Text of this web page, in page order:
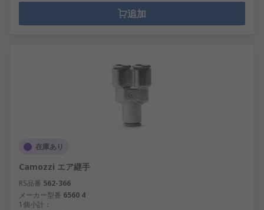
追加
在庫あり
Camozzi エア継手
RS品番 562-366
メーカー型番 6560 4
1個小計：